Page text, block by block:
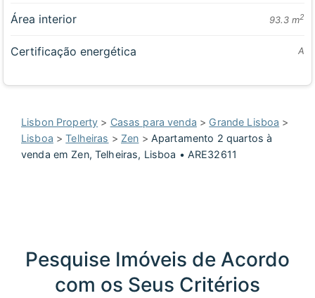
Área interior 93.3 m2
Certificação energética A
Lisbon Property > Casas para venda > Grande Lisboa >
Lisboa >Telheiras > Zen > Apartamento 2 quartos à
venda em Zen, Telheiras, Lisboa • ARE32611
Pesquise Imóveis de Acordo
com os Seus Critérios